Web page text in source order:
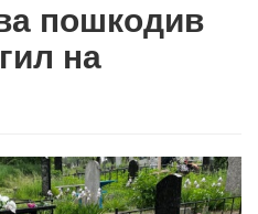
пошкодив
на